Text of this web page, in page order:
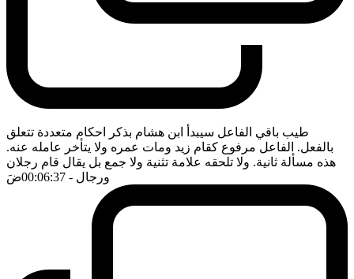
طيب باقي الفاعل سيبدأ ابن هشام بذكر احكام متعددة تتعلق
بالفعل. الفاعل مرفوع كقام زيد ومات عمره ولا يتأخر عامله عنه.
هذه مسألة ثانية. ولا تلحقه علامة تثنية ولا جمع بل يقال قام رجلان
ورجال - 00:06:37 ضَ